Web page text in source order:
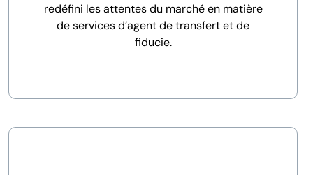
redéfini les attentes du marché en matière
de services d’agent de transfert et de
fiducie.